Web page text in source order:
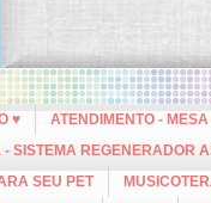
♥ ATENDIMENTO -
- SISTEMA REGENERADOR
SEU PET